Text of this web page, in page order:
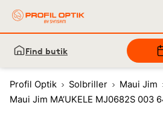
Find butik
Profil Optik Solbriller
Maui Jim
Maui Jim MA‘UKELE MJ0682S 003